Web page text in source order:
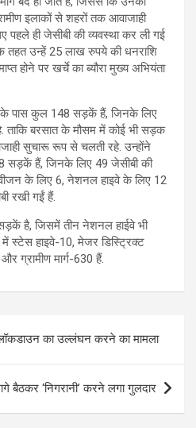
इलाकों से शहरों तक आवाजाही
ही जेसीबी की व्यवस्था कर ली गई
तहत उन्हें 25 लाख रुपये की धनराशि
होने पर खर्चे का ब्यौरा मुख्य अभियंता
पास कुल 148 सड़कें हैं, जिनके लिए
ताकि बरसात के मौसम में कोई भी सड़क
सुचारू रूप से चलती रहे. उन्होंने
सड़कें हैं, जिनके लिए 49 जेसीबी की
के लिए 6, नेशनल हाइवे के लिए 12
रखी गईं हैं.
है, जिसमें तीन नेशनल हाईवे भी
स्टेस हाइवे-10, मेजर डिस्ट्रिक्ट
ग्रामीण मार्ग-630 हैं.
लॉकडाउन का उल्लंघन करने का मामला
‘निगरानी’ करने लगा गुलदार